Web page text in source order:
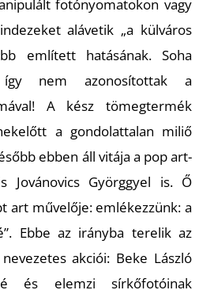
fotónyomatokon vagy
alávetik „a külváros
említett hatásának. Soha
így nem azonosítottak a
A kész tömegtermék
a gondolattalan miliő
ebben áll vitája a pop art-
Jovánovics Györggyel is. Ő
art művelője: emlékezzünk: a
Ebbe az irányba terelik az
akciói: Beke László
és elemzi sírkőfotóinak